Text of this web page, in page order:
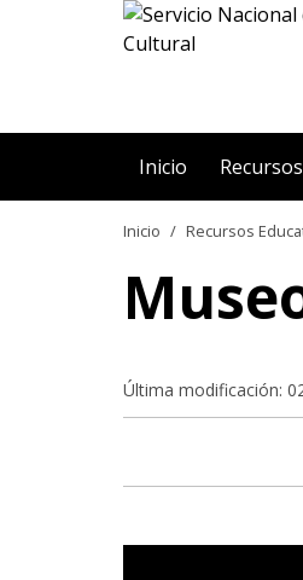
Contenido principal
Inicio
Inicio Recursos
Última modificación: